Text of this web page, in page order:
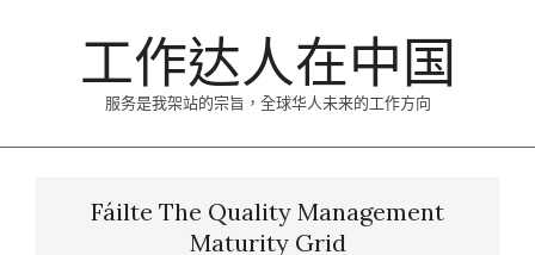
工作达人在中国
服务是我架站的宗旨，全球华人未来的工作方向
Fáilte The Quality Management
Maturity Grid